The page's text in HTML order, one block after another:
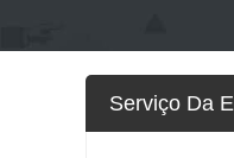
Serviço Da